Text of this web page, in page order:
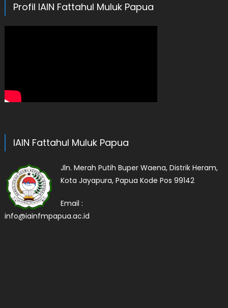
Profil IAIN Fattahul Muluk Papua
IAIN Fattahul Muluk Papua
Jln. Merah Putih Buper Waena, Distrik Heram,
Kota Jayapura, Papua Kode Pos 99142
Email :
info@iainfmpapua.ac.id